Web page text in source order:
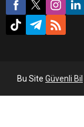
Bu Site Güvenli Bil